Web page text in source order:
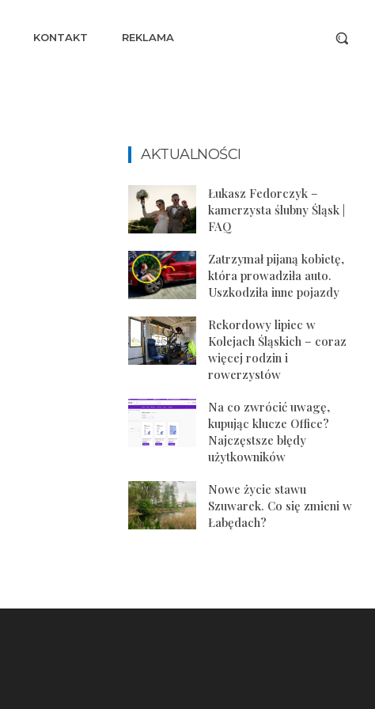
KONTAKT REKLAMA
AKTUALNOŚCI
Łukasz Fedorczyk –
kamerzysta ślubny Śląsk |
FAQ
Zatrzymał pijaną kobietę,
która prowadziła auto.
Uszkodziła inne pojazdy
Rekordowy lipiec w
Kolejach Śląskich – coraz
więcej rodzin i
rowerzystów
Na co zwrócić uwagę,
kupując klucze Office?
Najczęstsze błędy
użytkowników
Nowe życie stawu
Szuwarek. Co się zmieni w
Łabędach?